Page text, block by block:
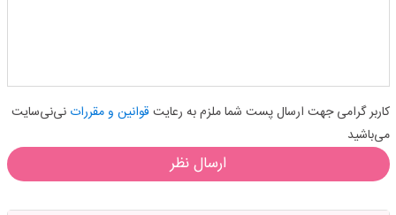
کاربر گرامی جهت ارسال پست شما ملزم به رعایت قوانین و مقرراتنی‌نی‌سایت
می‌باشید
ارسال نظر